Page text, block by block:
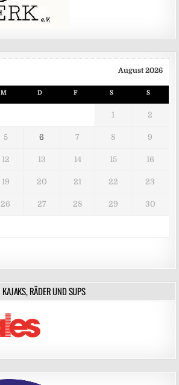
August 2026
M D F S S
1 2
5 6 7 8 9
12 13 14 15 16
19 20 21 22 23
26 27 28 29 30
KAJAKS, RÄDER UND SUPS